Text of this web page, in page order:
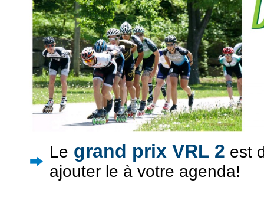
Le grand prix VRL 2 est
ajouter le à votre agenda!